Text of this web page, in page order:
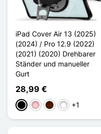
iPad Cover Air 13 (2025)
(2024) / Pro 12.9 (2022)
(2021) (2020) Drehbarer
Ständer und manueller
Gurt
28,99 €
Schwarz
PinkDunkelbraun
Vert Clair
+1